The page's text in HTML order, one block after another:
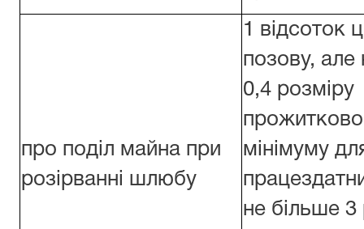
про поділ майна при
розірванні шлюбу
1 відсоток
позову,
0,4 розміру
мінімуму
не більше 3